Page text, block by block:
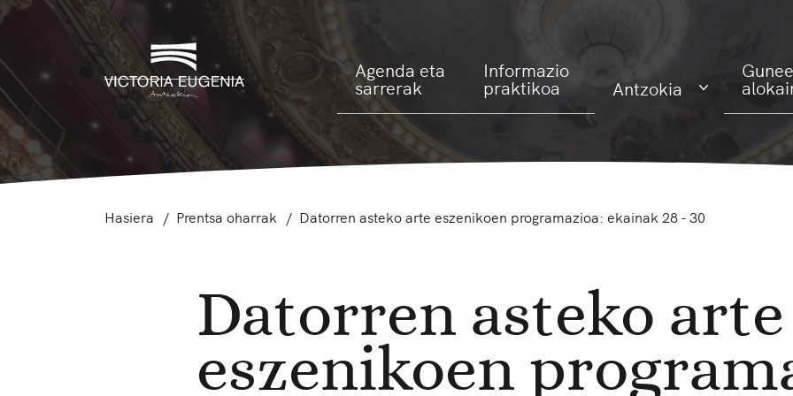
Agenda eta
sarrerak
Informazio
praktikoa Antzokia
Hasiera Prentsa oharrak Datorren asteko arte eszenikoen programazioa: ekainak 28 - 30
Datorren asteko arte
eszenikoen